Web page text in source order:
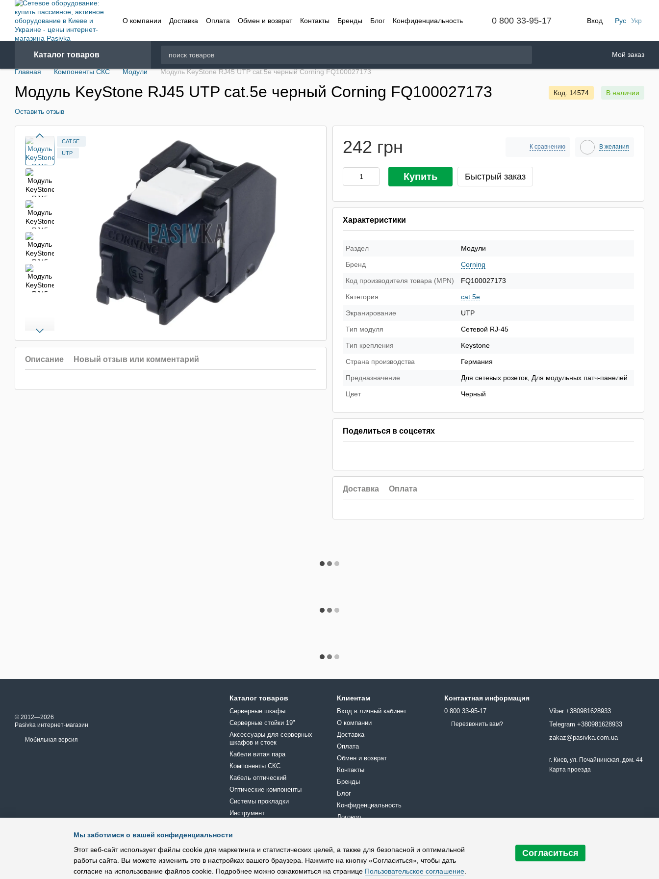
Перейти к основному контенту
О компании
Доставка Оплата Обмен и возврат Контакты Бренды Блог
Конфиденциальность
0 800 33-95-17 Вход Рус Укр
Каталог товаров Мой заказ
Главная Компоненты СКС Модули Модуль KeyStone RJ45 UTP cat.5e черный Corning FQ100027173
Модуль KeyStone RJ45 UTP cat.5e черный Corning FQ100027173
Оставить отзыв
В наличии
Код: 14574
CAT.5E
UTP
Описание Новый отзыв или комментарий
242 грн К сравнению В желания
Купить Быстрый заказ
Характеристики
Раздел Модули
Бренд Corning
Код производителя товара (MPN) FQ100027173
Категория cat.5e
Экранирование UTP
Тип модуля Сетевой RJ-45
Тип крепления Keystone
Страна производства Германия
Предназначение Для сетевых розеток, Для модульных патч-панелей
Цвет Черный
Поделиться в соцсетях
Доставка Оплата
© 2012—2026
Pasivka интернет-магазин
Мобильная версия
Каталог товаров
Серверные шкафы
Серверные стойки 19"
Аксессуары для серверных
шкафов и стоек
Кабели витая пара
Компоненты СКС
Кабель оптический
Оптические компоненты
Системы прокладки
Инструмент
Кроссовое оборудование
Электрика
Клиентам
Вход в личный кабинет
О компании
Доставка
Оплата
Обмен и возврат
Контакты
Бренды
Блог
Конфиденциальность
Договор
Контактная информация
0 800 33-95-17
Перезвонить вам?
Viber +380981628933
Telegram +380981628933
zakaz@pasivka.com.ua
г. Киев, ул. Почайнинская, дом. 44
Карта проезда
Мы заботимся о вашей конфиденциальности
Этот веб-сайт использует файлы cookie для маркетинга и статистических целей, а также для безопасной и оптимальной
работы сайта. Вы можете изменить это в настройках вашего браузера. Нажмите на кнопку «Согласиться», чтобы дать
согласие на использование файлов cookie. Подробнее можно ознакомиться на странице Пользовательское соглашение
Согласиться